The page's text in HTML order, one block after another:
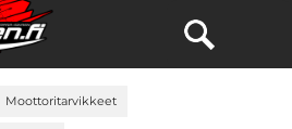
Moottoritarvikkeet